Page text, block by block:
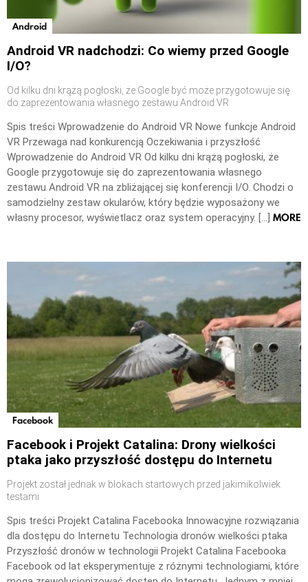
Android
Android VR nadchodzi: Co wiemy przed Google
I/O?
Od kilku dni krążą pogłoski, że Google być może przygotowuje się
do zaprezentowania własnego zestawu Android VR
Spis treści Wprowadzenie do Android VR Nowe funkcje Android
VR Przewaga nad konkurencją Oczekiwania i przyszłość
Wprowadzenie do Android VR Od kilku dni krążą pogłoski, że
Google przygotowuje się do zaprezentowania własnego
zestawu Android VR na zbliżającej się konferencji I/O. Chodzi o
samodzielny zestaw okularów, który będzie wyposażony we
własny procesor, wyświetlacz oraz system operacyjny. […] MORE
Facebook
Facebook i Projekt Catalina: Drony wielkości
ptaka jako przyszłość dostępu do Internetu
Projekt został jednak w blokach startowych przed jakimikolwiek
testami
Spis treści Projekt Catalina Facebooka Innowacyjne rozwiązania
dla dostępu do Internetu Technologia dronów wielkości ptaka
Przyszłość dronów w technologii Projekt Catalina Facebooka
Facebook od lat eksperymentuje z różnymi technologiami, które